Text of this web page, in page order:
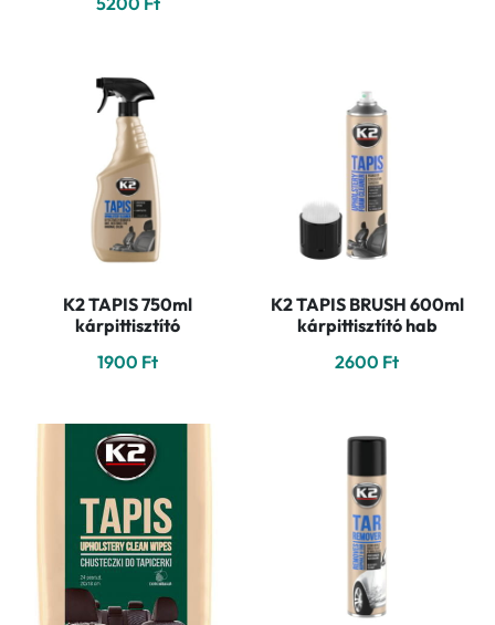
K2 TAPIS 750ml
kárpittisztító
1900 Ft
K2 TAPIS BRUSH 600ml
kárpittisztító hab
2600 Ft